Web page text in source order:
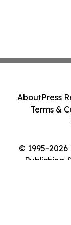
© 1995-
Publishing
AboutPress
Terms &